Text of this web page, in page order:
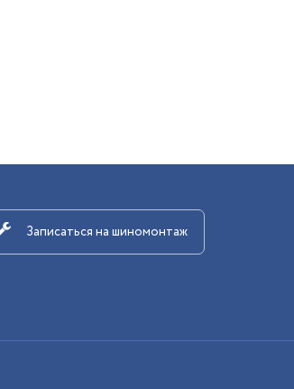
Записаться на шиномонтаж